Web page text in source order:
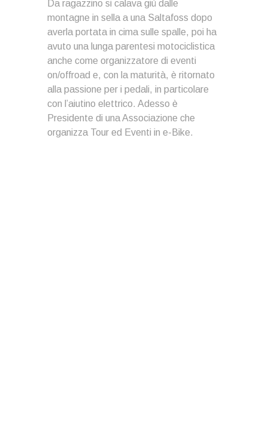
Da ragazzino si calava giù dalle
montagne in sella a una Saltafoss dopo
averla portata in cima sulle spalle, poi ha
avuto una lunga parentesi motociclistica
anche come organizzatore di eventi
on/offroad e, con la maturità, è ritornato
alla passione per i pedali, in particolare
con l’aiutino elettrico. Adesso è
Presidente di una Associazione che
organizza Tour ed Eventi in e-Bike.